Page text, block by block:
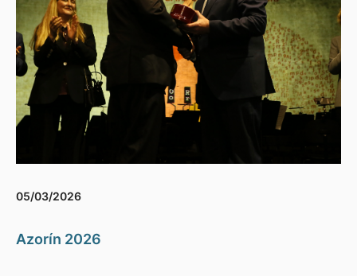
05/03/2026
Azorín 2026